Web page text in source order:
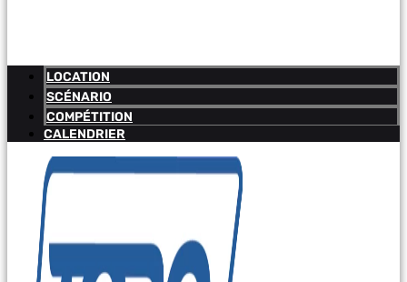
LOCATION
SCÉNARIO
COMPÉTITION
CALENDRIER